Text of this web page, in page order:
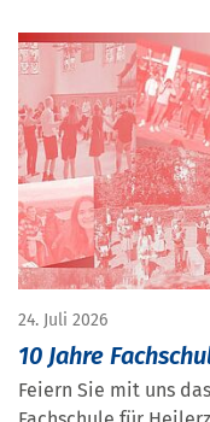
24. Juli 2026
10 Jahre
Feiern Sie mit uns